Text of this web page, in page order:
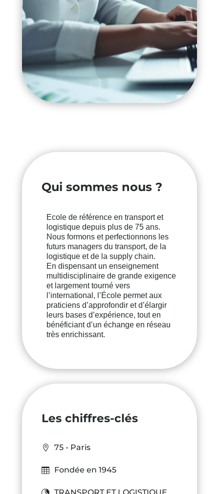
Qui sommes nous ?
Ecole de référence en transport et
logistique depuis plus de 75 ans.
Nous formons et perfectionnons les
futurs managers du transport, de la
logistique et de la supply chain.
En dispensant un enseignement
multidisciplinaire de grande exigence
et largement tourné vers
l’international, l’École permet aux
praticiens d’approfondir et d’élargir
leurs bases d’expérience, tout en
bénéficiant d’un échange en réseau
très enrichissant.
Les chiffres-clés
75 - Paris
Fondée en 1945